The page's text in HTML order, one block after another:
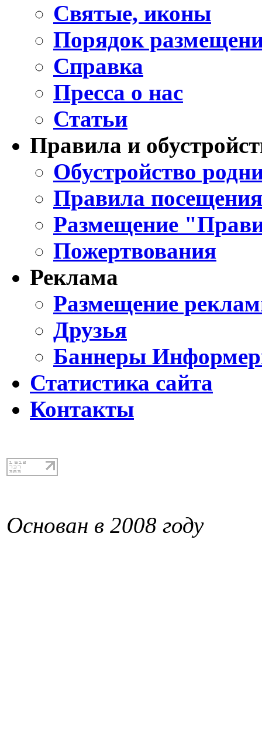
Святые, иконы
Порядок
Справка
Пресса о нас
Статьи
Правила и
Обустройство
Правила
Размещение
Пожертвования
Реклама
Размещение
Друзья
Баннеры
Статистика сайта
Контакты
Основан в 2008 году